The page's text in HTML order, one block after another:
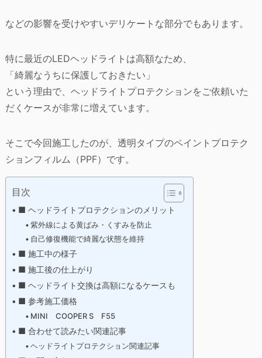
などの影響を受けやすいデリケートな部分でもあります。
特に最近のLEDヘッドライトは高額なため、
「綺麗なうちに保護しておきたい」
という理由で、ヘッドライトプロテクションをご依頼いた
だくケースが非常に増えています。
そこで今回施工したのが、透明タイプのペイントプロテク
ションフィルム（PPF）です。
目次
■ ヘッドライトプロテクションのメリット
紫外線による黄ばみ・くすみを防止
自己修復機能で綺麗な状態を維持
■ 施工中の様子
■ 施工後の仕上がり
■ ヘッドライト交換は高額になるケースも
■ 参考施工価格
MINI COOPER S F55
■ 合わせて読みたい関連記事
ヘッドライトプロテクション関連記事